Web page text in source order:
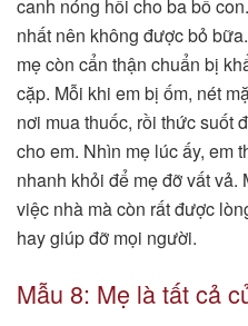
canh nóng hổi cho ba bố
nhất nên không được bỏ
mẹ còn cẩn thận chuẩn bị
cặp. Mỗi khi em bị ốm, nét
nơi mua thuốc, rồi thức suốt
cho em. Nhìn mẹ lúc ấy, em
nhanh khỏi để mẹ đỡ vất vả.
việc nhà mà còn rất được
hay giúp đỡ mọi người.
Mẫu 8: Mẹ là tất cả